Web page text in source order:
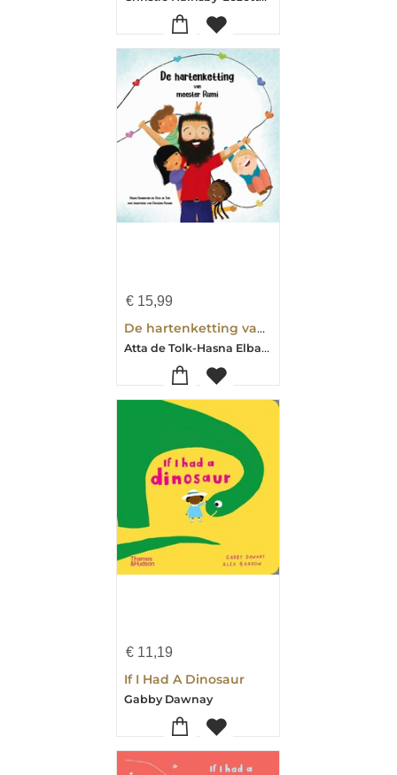
€ 15,99
De hartenketting van meester rumi
Atta de Tolk-Hasna Elbaamrani
€ 11,19
If I Had A Dinosaur
Gabby Dawnay